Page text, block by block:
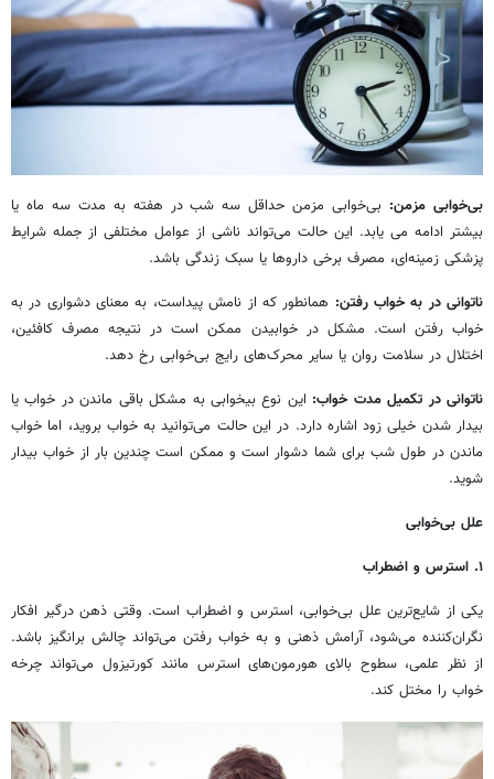
بی‌خوابی مزمن: بی‌خوابی مزمن حداقل سه شب در هفته به مدت سه ماه یا
بیشتر ادامه می یابد. این حالت می‌تواند ناشی از عوامل مختلفی از جمله شرایط
پزشکی زمینه‌ای، مصرف برخی داروها یا سبک زندگی باشد.
ناتوانی در به خواب رفتن: همانطور که از نامش پیداست، به معنای دشواری در به
خواب رفتن است. مشکل در خوابیدن ممکن است در نتیجه مصرف کافئین،
اختلال در سلامت روان یا سایر محرک‌های رایج بی‌خوابی رخ دهد.
ناتوانی در تکمیل مدت خواب: این نوع بیخوابی به مشکل باقی ماندن در خواب یا
بیدار شدن خیلی زود اشاره دارد. در این حالت می‌توانید به خواب بروید، اما خواب
ماندن در طول شب برای شما دشوار است و ممکن است چندین بار از خواب بیدار
‌شوید.
علل بی‌خوابی
۱. استرس و اضطراب
یکی از شایع‌ترین علل بی‌خوابی، استرس و اضطراب است. وقتی ذهن درگیر افکار
نگران‌کننده می‌شود، آرامش ذهنی و به خواب رفتن می‌تواند چالش برانگیز باشد.
از نظر علمی، سطوح بالای هورمون‌های استرس مانند کورتیزول می‌تواند چرخه
خواب را مختل کند.